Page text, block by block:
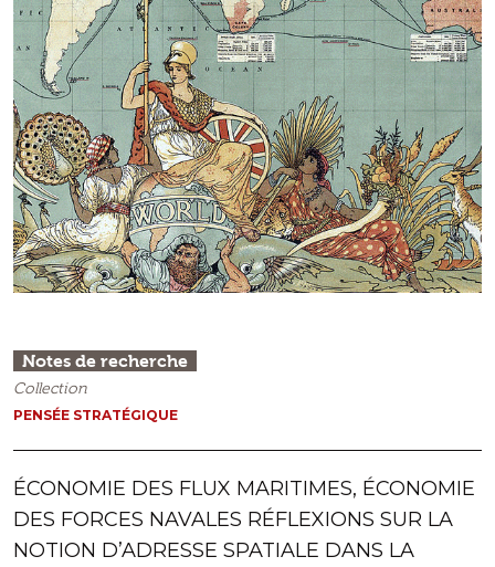
Notes de recherche
Collection
PENSÉE STRATÉGIQUE
ÉCONOMIE DES FLUX MARITIMES, ÉCONOMIE
DES FORCES NAVALES RÉFLEXIONS SUR LA
NOTION D’ADRESSE SPATIALE DANS LA